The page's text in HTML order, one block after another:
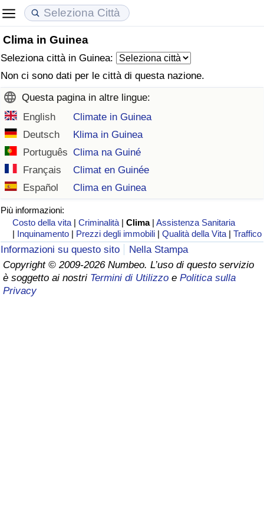
Clima in Guinea
Seleziona città in Guinea:
Non ci sono dati per le città di questa nazione.
Questa pagina in altre lingue:
English
Climate in Guinea
Deutsch
Klima in Guinea
Português Clima na Guiné
Français
Climat en Guinée
Español
Clima en Guinea
Più informazioni:
Costo della vita |Criminalità |Clima |Assistenza Sanitaria
| Inquinamento | Prezzi degli immobili |Qualità della Vita |Traffico
Informazioni su questo sito
Nella Stampa
Copyright © 2009-2026 Numbeo. L’uso di questo servizio
è soggetto ai nostri Termini di Utilizzo e Politica sulla
Privacy
Costo della vita
Indice Del Costo Della Vita (corrente)
Indice Del Costo Della Vita
Indice del Costo della Vita per Nazione
ad Aqaba
Prezzi degli immobili
Indice del Prezzo delle Case (Corrente)
Indice del Prezzo delle Case
Indice del Prezzo delle Case per Nazione
Qualità della Vita
Indice della Qualità della Vita
Indice della Qualità della Vita (Corrente)
Indice della qualità della vita per Paese
Criminalità
Indice del Tasso di Criminalità (Corrente)
Indice della Criminalità
Indice di criminalità per paese
Assistenza Sanitaria